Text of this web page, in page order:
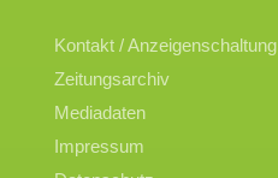
Kontakt / Anzeigenschaltung
Zeitungsarchiv
Mediadaten
Impressum